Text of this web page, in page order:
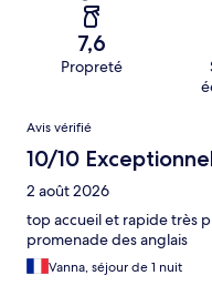
7,6
Propreté
Avis
Avis vérifié
10/10
2 août 2026
top accueil et rapide très
promenade des anglais
Vanna, séjour de 1 nuit